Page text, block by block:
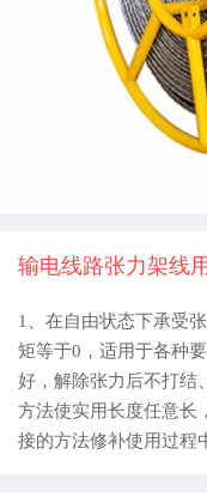
输电线路张力架线
1、在自由状态下承受
矩等于0，适用于各种
好，解除张力后不打结
方法使实用长度任意长
接的方法修补使用过程